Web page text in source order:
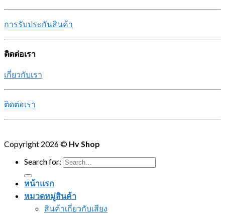
การรับประกันสินค้า
ติดต่อเรา
เกี่ยวกับเรา
ติดต่อเรา
Copyright 2026 © Hv Shop
Search for:
หน้าแรก
หมวดหมู่สินค้า
สินค้าเกี่ยวกับเสียง